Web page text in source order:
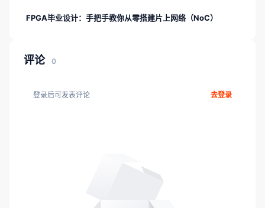
FPGA毕业设计：手把手教你从零搭建片上网络（NoC）
评论 0
登录后可发表评论 去登录